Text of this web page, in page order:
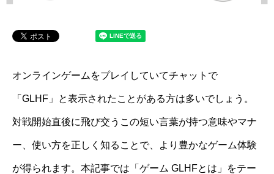
オンラインゲームをプレイしていてチャットで
「GLHF」と表示されたことがある方は多いでしょう。
対戦開始直後に飛び交うこの短い言葉が持つ意味やマナ
ー、使い方を正しく知ることで、より豊かなゲーム体験
が得られます。本記事では「ゲーム GLHFとは」をテー